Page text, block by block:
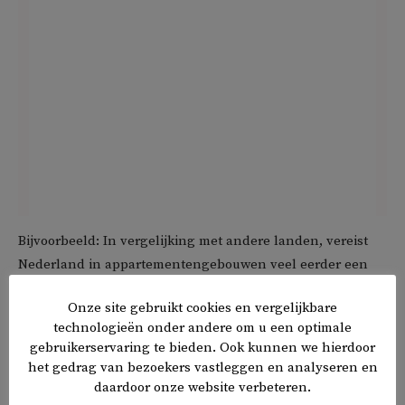
Bijvoorbeeld: In vergelijking met andere landen, vereist
Nederland in appartementengebouwen veel eerder een
Zwitserland, Luxemburg, Spanje en Oostenrijk is één
vluchtweg voldoende en
daar is het aantal doden door brand lager dan in
Nederland —in Zwitserland zelfs het laagste van de EU.
Onze site gebruikt cookies en vergelijkbare
technologieën onder andere om u een optimale
gebruikerservaring te bieden. Ook kunnen we hierdoor
het gedrag van bezoekers vastleggen en analyseren en
daardoor onze website verbeteren.